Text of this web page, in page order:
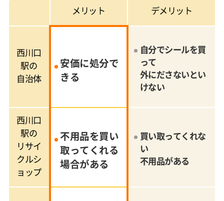
メリット デメリット
西川口
駅の
自治体
安価に処分で
きる
自分でシールを買
って
外にださないとい
けない
西川口
駅の
リサイ
クルシ
ョップ
不用品を買い
取ってくれる
場合がある
買い取ってくれな
い
不用品がある